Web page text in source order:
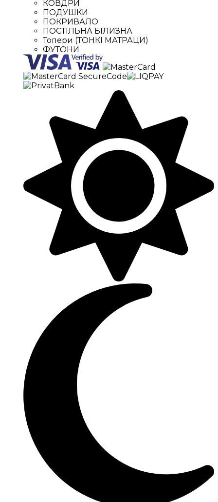
КОВДРИ
ПОДУШКИ
ПОКРИВАЛО
ПОСТІЛЬНА БІЛИЗНА
Топери (ТОНКІ МАТРАЦИ)
ФУТОНИ